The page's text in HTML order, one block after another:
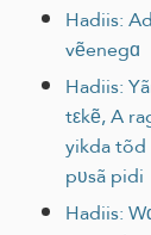
Hadiis:
vẽenegɑ
Hadiis:
tεkẽ, A
yikda tõd
pʋsã pidi
Hadiis: